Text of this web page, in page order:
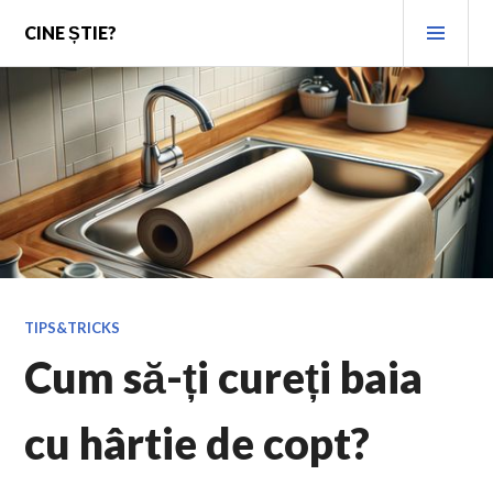
content
CINE ȘTIE?
TIPS&TRICKS
Cum să-ți cureți baia
cu hârtie de copt?